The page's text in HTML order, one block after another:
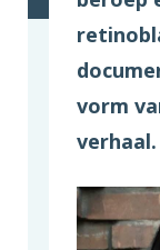
vorm
verhaal.